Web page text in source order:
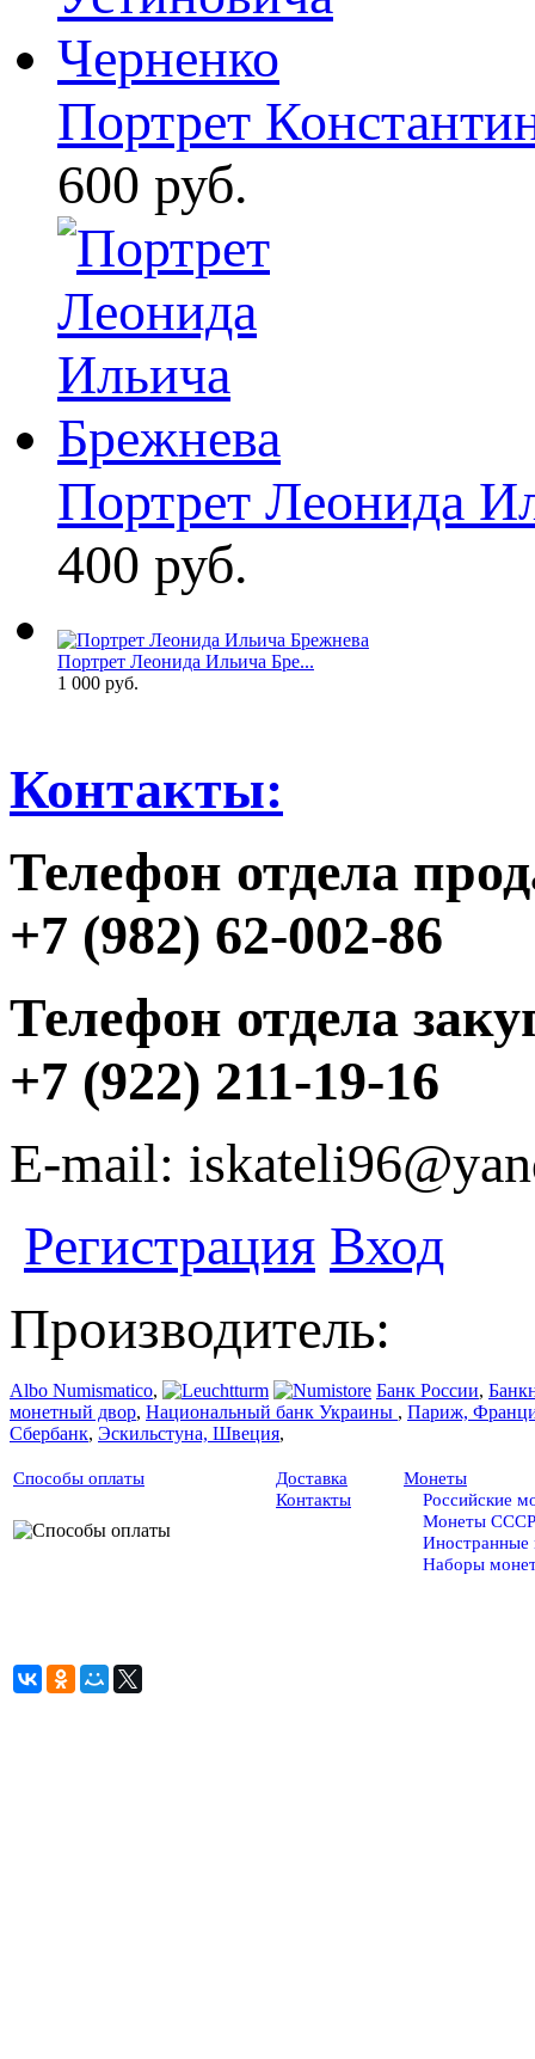
Портрет
600 руб.
Портрет Леонида
400 руб.
Портрет Леонида Ильича Бре...
1 000 руб.
Контакты:
Телефон отдела
+7 (982) 62-002-86
Телефон отдела
+7 (922) 211-19-16
E-mail:
Регистрация Вход
Производитель:
Albo Numismatico, Банк России,
монетный двор, Национальный банк Украины , Париж,
Сбербанк, Эскильстуна, Швеция,
Способы оплаты
Доставка
Контакты
Монеты
Российские
Монеты СССР
Иностранные
Наборы